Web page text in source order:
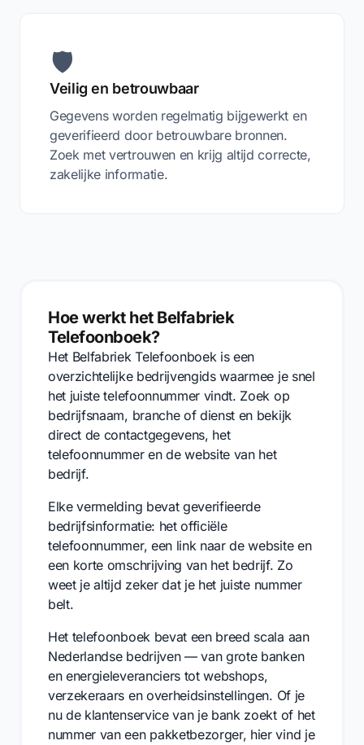
🛡️
Veilig en betrouwbaar
Gegevens worden regelmatig bijgewerkt en
geverifieerd door betrouwbare bronnen.
Zoek met vertrouwen en krijg altijd correcte,
zakelijke informatie.
Hoe werkt het Belfabriek
Telefoonboek?
Het Belfabriek Telefoonboek is een
overzichtelijke bedrijvengids waarmee je snel
het juiste telefoonnummer vindt. Zoek op
bedrijfsnaam, branche of dienst en bekijk
direct de contactgegevens, het
telefoonnummer en de website van het
bedrijf.
Elke vermelding bevat geverifieerde
bedrijfsinformatie: het officiële
telefoonnummer, een link naar de website en
een korte omschrijving van het bedrijf. Zo
weet je altijd zeker dat je het juiste nummer
belt.
Het telefoonboek bevat een breed scala aan
Nederlandse bedrijven — van grote banken
en energieleveranciers tot webshops,
verzekeraars en overheidsinstellingen. Of je
nu de klantenservice van je bank zoekt of het
nummer van een pakketbezorger, hier vind je